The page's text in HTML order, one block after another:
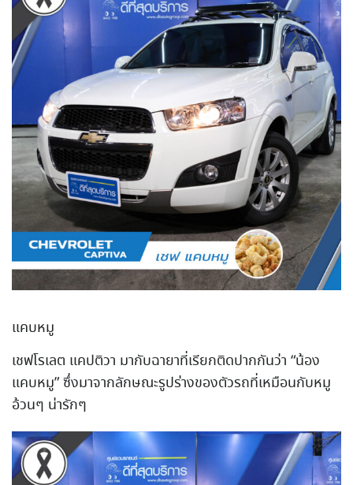
แคบหมู
เชฟโรเลต แคปติวา มากับฉายาที่เรียกติดปากกันว่า “น้อง
แคบหมู” ซึ่งมาจากลักษณะรูปร่างของตัวรถที่เหมือนกับหมู
อ้วนๆ น่ารักๆ